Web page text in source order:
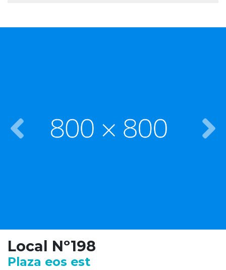
Previous
Local Nº198
Plaza eos est